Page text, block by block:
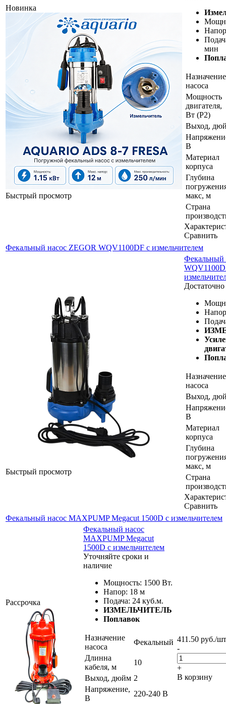
Новинка
Быстрый просмотр
мин
Назначение
насоса
Мощность
двигателя,
Вт (P2)
Выход,
В
Материал
корпуса
Глубина
макс, м
Страна
Сравнить
Фекальный насос ZEGOR WQV1100DF с измельчителем
Быстрый просмотр
Фекальный
Достаточно
Назначение
насоса
Выход,
В
Материал
корпуса
Глубина
макс, м
Страна
Сравнить
Фекальный насос MAXPUMP Megacut 1500D с измельчителем
Рассрочка
Фекальный насос
MAXPUMP Megacut
1500D с измельчителем
Уточняйте сроки и
наличие
Мощность: 1500 Вт.
Напор: 18 м
Подача: 24 куб.м.
ИЗМЕЛЬЧИТЕЛЬ
Поплавок
Назначение
насоса
Фекальный
Длинна
кабеля, м
10
Выход, дюйм 2
Напряжение,
В
220-240 В
411.50 руб./шт
-
+
В корзину